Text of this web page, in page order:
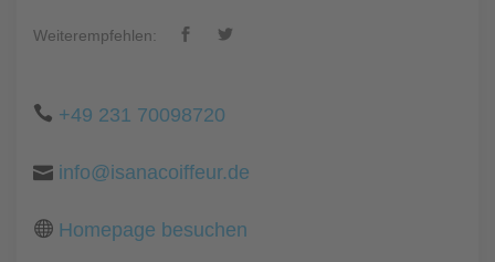
Weiterempfehlen:
+49 231 70098720
info@isanacoiffeur.de
Homepage besuchen